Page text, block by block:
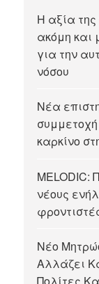
Η αξία
ακόμη και
για την
νόσου
Νέα
καρκίνο
MELODIC:
νέους
Νέο
Αλλάζει